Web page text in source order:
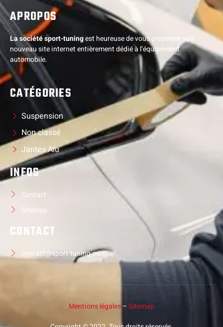
APROPOS
La société sport-tuningest heureuse de vous présenter son
nouveau site internet entièrement dédié à l’équipement
automobile.
CATÉGORIES
Suspension
Non classé
Jantes Alu
INFOS
Contact
Sitemap
CONTACT
contact@sport-tuning.com
Mentions légales–Sitemap